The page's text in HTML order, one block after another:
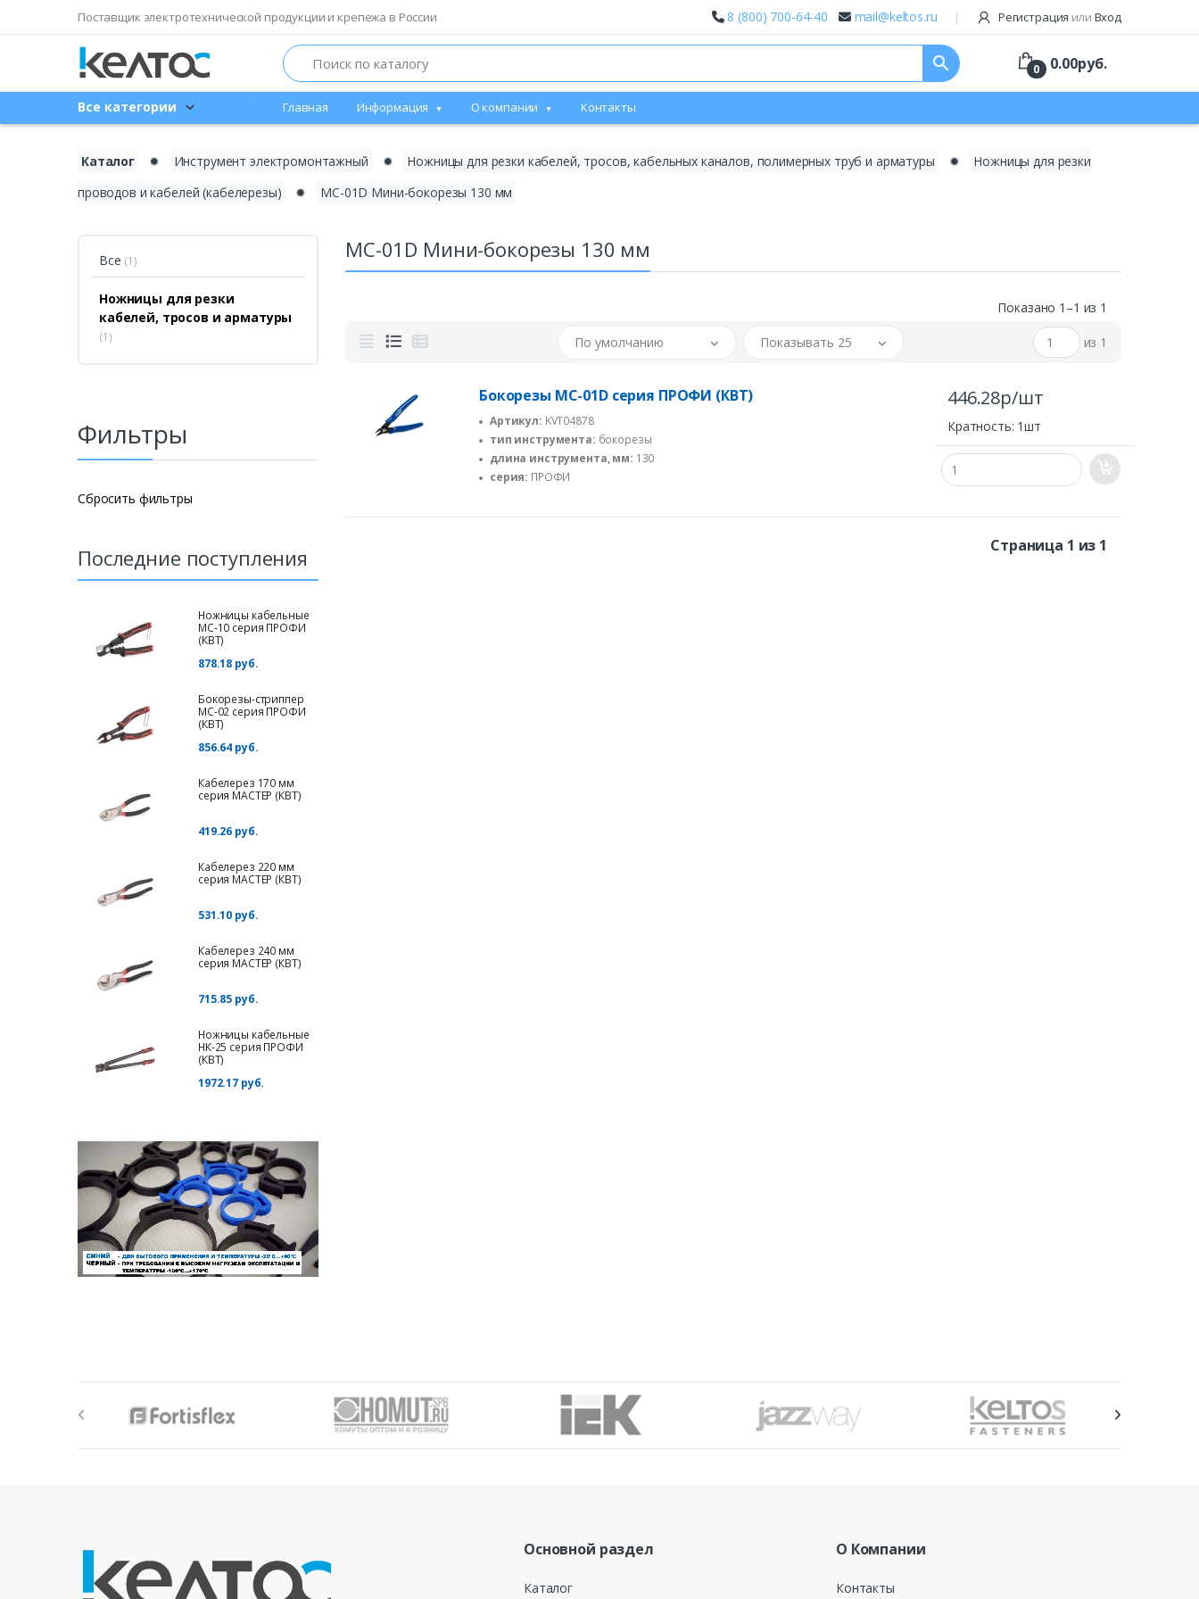
Поставщик электротехнической продукции и крепежа в России 8 (800) 700-64-40 mail@keltos.ru Регистрация или Вход
Search search 0 0.00руб.
Все категории Главная Информация О компании Контакты
Каталог ✹ Инструмент электромонтажный ✹ Ножницы для резки кабелей, тросов, кабельных каналов, полимерных труб и арматуры ✹
Ножницы для резки
проводов и кабелей (кабелерезы)
✹ МС-01D Мини-бокорезы 130 мм
Все (1)
Ножницы для резки
кабелей, тросов и арматуры
(1)
Фильтры
Сбросить фильтры
Последние поступления
Ножницы кабельные
МС-10 серия ПРОФИ
(КВТ)
878.18 руб.
Бокорезы-стриппер
MC-02 серия ПРОФИ
(КВТ)
856.64 руб.
Кабелерез 170 мм
серия МАСТЕР (КВТ)
419.26 руб.
Кабелерез 220 мм
серия МАСТЕР (КВТ)
531.10 руб.
Кабелерез 240 мм
серия МАСТЕР (КВТ)
715.85 руб.
Ножницы кабельные
НК-25 серия ПРОФИ
(КВТ)
1972.17 руб.
МС-01D Мини-бокорезы 130 мм
Показано 1–1 из 1
По умолчанию Показывать 25 из 1
Бокорезы МС-01D серия ПРОФИ (КВТ)
Артикул: KVT04878
тип инструмента: бокорезы
длина инструмента, мм: 130
серия: ПРОФИ
446.28р/шт
Кратность: 1шт
Страница 1 из 1
Основной раздел
Каталог
О Компании
Контакты